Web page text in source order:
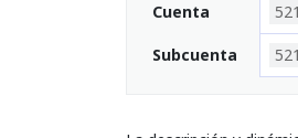
Cuenta
Subcuenta